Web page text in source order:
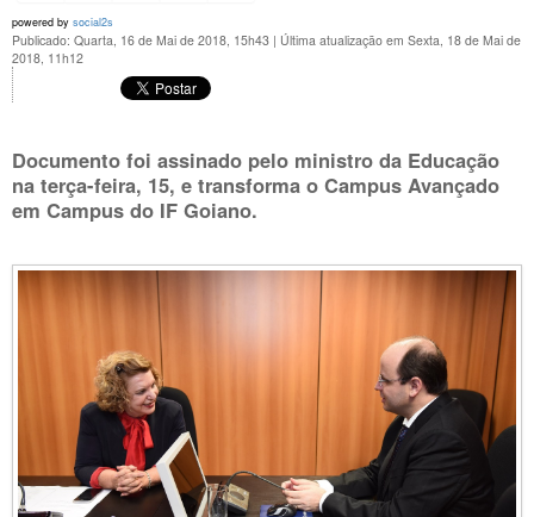
powered by social2s
Publicado: Quarta, 16 de Mai de 2018, 15h43 | Última atualização em Sexta, 18 de Mai de
2018, 11h12
Documento foi assinado pelo ministro da Educação
na terça-feira, 15, e transforma o Campus Avançado
em Campus do IF Goiano.